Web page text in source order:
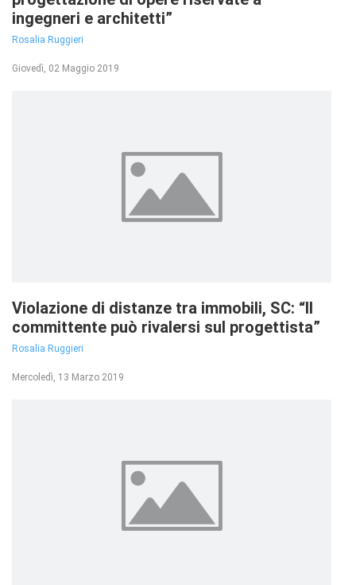
ingegneri e architetti”
Rosalia Ruggieri
Giovedì, 02 Maggio 2019
Violazione di distanze tra immobili, SC: “Il
committente può rivalersi sul progettista”
Rosalia Ruggieri
Mercoledì, 13 Marzo 2019